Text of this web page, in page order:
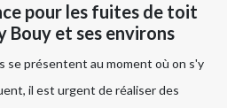
pour les fuites de toit
Bouy et ses environs
se présentent au moment où on s'y
il est urgent de réaliser des